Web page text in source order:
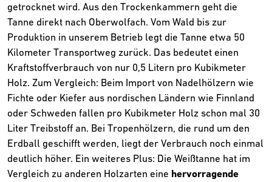
getrocknet wird. Aus den Trockenkammern geht die
Tanne direkt nach Oberwolfach. Vom Wald bis zur
Produktion in unserem Betrieb legt die Tanne etwa 50
Kilometer Transportweg zurück. Das bedeutet einen
Kraftstoffverbrauch von nur 0,5 Litern pro Kubikmeter
Holz. Zum Vergleich: Beim Import von Nadelhölzern wie
Fichte oder Kiefer aus nordischen Ländern wie Finnland
oder Schweden fallen pro Kubikmeter Holz schon mal 30
Liter Treibstoff an. Bei Tropenhölzern, die rund um den
Erdball geschifft werden, liegt der Verbrauch noch einmal
deutlich höher. Ein weiteres Plus: Die Weißtanne hat im
Vergleich zu anderen Holzarten eine hervorragende